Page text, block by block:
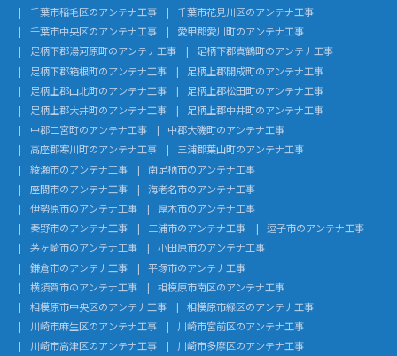
千葉市稲毛区のアンテナ工事
千葉市花見川区のアンテナ工事
千葉市中央区のアンテナ工事
愛甲郡愛川町のアンテナ工事
足柄下郡湯河原町のアンテナ工事
足柄下郡真鶴町のアンテナ工事
足柄下郡箱根町のアンテナ工事
足柄上郡開成町のアンテナ工事
足柄上郡山北町のアンテナ工事
足柄上郡松田町のアンテナ工事
足柄上郡大井町のアンテナ工事
足柄上郡中井町のアンテナ工事
中郡二宮町のアンテナ工事
中郡大磯町のアンテナ工事
高座郡寒川町のアンテナ工事
三浦郡葉山町のアンテナ工事
綾瀬市のアンテナ工事
南足柄市のアンテナ工事
座間市のアンテナ工事
海老名市のアンテナ工事
伊勢原市のアンテナ工事
厚木市のアンテナ工事
秦野市のアンテナ工事
三浦市のアンテナ工事
逗子市のアンテナ工事
茅ヶ崎市のアンテナ工事
小田原市のアンテナ工事
鎌倉市のアンテナ工事
平塚市のアンテナ工事
横須賀市のアンテナ工事
相模原市南区のアンテナ工事
相模原市中央区のアンテナ工事
相模原市緑区のアンテナ工事
川崎市麻生区のアンテナ工事
川崎市宮前区のアンテナ工事
川崎市高津区のアンテナ工事
川崎市多摩区のアンテナ工事